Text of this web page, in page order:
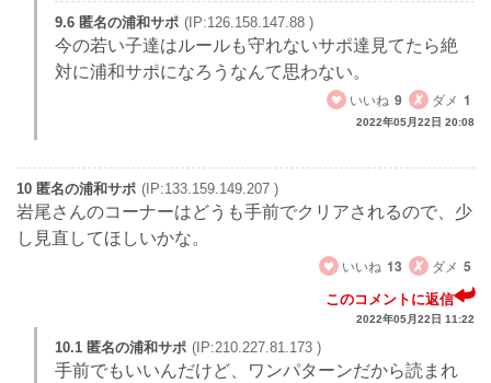
9.6 匿名の浦和サポ (IP:126.158.147.88 )
今の若い子達はルールも守れないサポ達見てたら絶
対に浦和サポになろうなんて思わない。
いいね 9 ダメ 1
2022年05月22日 20:08
10 匿名の浦和サポ (IP:133.159.149.207 )
岩尾さんのコーナーはどうも手前でクリアされるので、少
し見直してほしいかな。
いいね 13 ダメ 5
このコメントに返信
2022年05月22日 11:22
10.1 匿名の浦和サポ (IP:210.227.81.173 )
手前でもいいんだけど、ワンパターンだから読まれ